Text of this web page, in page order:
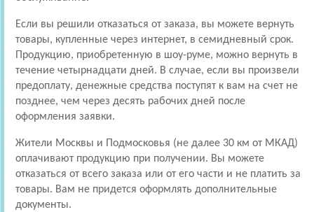
Если вы решили отказаться от заказа, вы можете вернуть
товары, купленные через интернет, в семидневный срок.
Продукцию, приобретенную в шоу-руме, можно вернуть в
течение четырнадцати дней. В случае, если вы произвели
предоплату, денежные средства поступят к вам на счет не
позднее, чем через десять рабочих дней после
оформления заявки.
Жители Москвы и Подмосковья (не далее 30 км от МКАД)
оплачивают продукцию при получении. Вы можете
отказаться от всего заказа или от его части и не платить за
товары. Вам не придется оформлять дополнительные
документы.